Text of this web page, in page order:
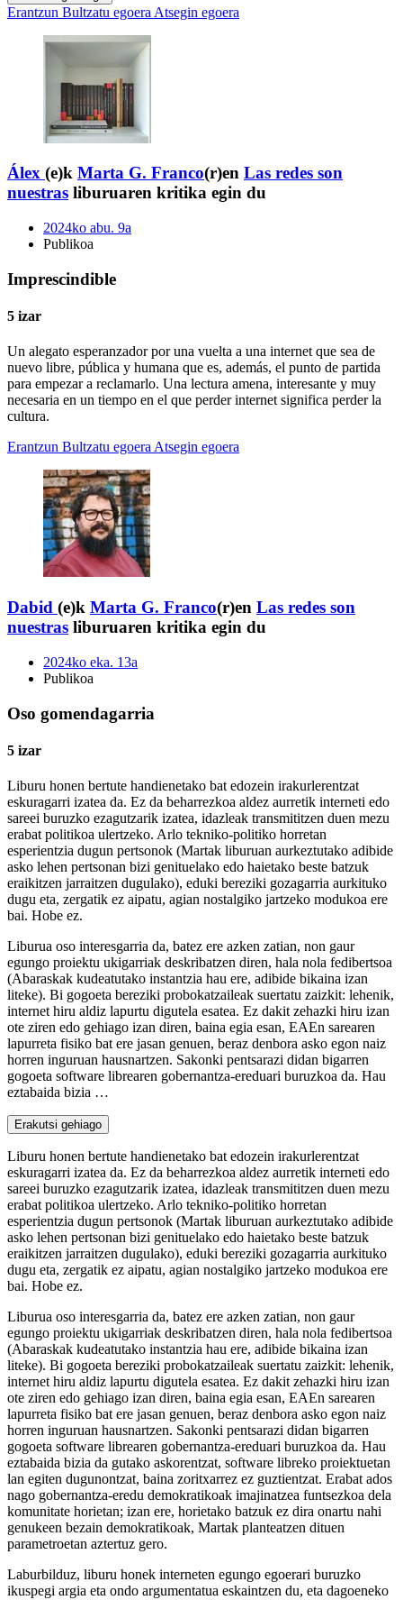
Erantzun Bultzatu egoera Atsegin egoera
Álex (e)k Marta G. Franco(r)en Las redes son
nuestras liburuaren kritika egin du
2024ko abu. 9a
Publikoa
Imprescindible
5 izar
Un alegato esperanzador por una vuelta a una internet que sea de
nuevo libre, pública y humana que es, además, el punto de partida
para empezar a reclamarlo. Una lectura amena, interesante y muy
necesaria en un tiempo en el que perder internet significa perder la
cultura.
Erantzun Bultzatu egoeraAtsegin egoera
Dabid (e)k Marta G. Franco(r)en Las redes son
nuestras liburuaren kritika egin du
2024ko eka. 13a
Publikoa
Oso gomendagarria
5 izar
Liburu honen bertute handienetako bat edozein irakurlerentzat
eskuragarri izatea da. Ez da beharrezkoa aldez aurretik interneti edo
sareei buruzko ezagutzarik izatea, idazleak transmititzen duen mezu
erabat politikoa ulertzeko. Arlo tekniko-politiko horretan
esperientzia dugun pertsonok (Martak liburuan aurkeztutako adibide
asko lehen pertsonan bizi genituelako edo haietako beste batzuk
eraikitzen jarraitzen dugulako), eduki bereziki gozagarria aurkituko
dugu eta, zergatik ez aipatu, agian nostalgiko jartzeko modukoa ere
bai. Hobe ez.
Liburua oso interesgarria da, batez ere azken zatian, non gaur
egungo proiektu ukigarriak deskribatzen diren, hala nola fedibertsoa
(Abaraskak kudeatutako instantzia hau ere, adibide bikaina izan
liteke). Bi gogoeta bereziki probokatzaileak suertatu zaizkit: lehenik,
internet hiru aldiz lapurtu digutela esatea. Ez dakit zehazki hiru izan
ote ziren edo gehiago izan diren, baina egia esan, EAEn sarearen
lapurreta fisiko bat ere jasan genuen, beraz denbora asko egon naiz
horren inguruan hausnartzen. Sakonki pentsarazi didan bigarren
gogoeta software librearen gobernantza-ereduari buruzkoa da. Hau
eztabaida bizia …
Erakutsi gehiago
Liburu honen bertute handienetako bat edozein irakurlerentzat
eskuragarri izatea da. Ez da beharrezkoa aldez aurretik interneti edo
sareei buruzko ezagutzarik izatea, idazleak transmititzen duen mezu
erabat politikoa ulertzeko. Arlo tekniko-politiko horretan
esperientzia dugun pertsonok (Martak liburuan aurkeztutako adibide
asko lehen pertsonan bizi genituelako edo haietako beste batzuk
eraikitzen jarraitzen dugulako), eduki bereziki gozagarria aurkituko
dugu eta, zergatik ez aipatu, agian nostalgiko jartzeko modukoa ere
bai. Hobe ez.
Liburua oso interesgarria da, batez ere azken zatian, non gaur
egungo proiektu ukigarriak deskribatzen diren, hala nola fedibertsoa
(Abaraskak kudeatutako instantzia hau ere, adibide bikaina izan
liteke). Bi gogoeta bereziki probokatzaileak suertatu zaizkit: lehenik,
internet hiru aldiz lapurtu digutela esatea. Ez dakit zehazki hiru izan
ote ziren edo gehiago izan diren, baina egia esan, EAEn sarearen
lapurreta fisiko bat ere jasan genuen, beraz denbora asko egon naiz
horren inguruan hausnartzen. Sakonki pentsarazi didan bigarren
gogoeta software librearen gobernantza-ereduari buruzkoa da. Hau
eztabaida bizia da gutako askorentzat, software libreko proiektuetan
lan egiten dugunontzat, baina zoritxarrez ez guztientzat. Erabat ados
nago gobernantza-eredu demokratikoak imajinatzea funtsezkoa dela
komunitate horietan; izan ere, horietako batzuk ez dira onartu nahi
genukeen bezain demokratikoak, Martak planteatzen dituen
parametroetan aztertuz gero.
Laburbilduz, liburu honek interneten egungo egoerari buruzko
ikuspegi argia eta ondo argumentatua eskaintzen du, eta dagoeneko